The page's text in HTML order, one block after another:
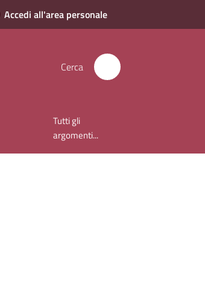
Accedi all'area personale
Cerca
Tutti gli
argomenti...